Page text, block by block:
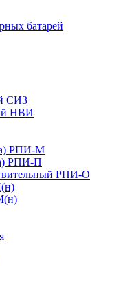
батарей
СИЗ
НВИ
РПИ-М
РПИ-П
РПИ-О